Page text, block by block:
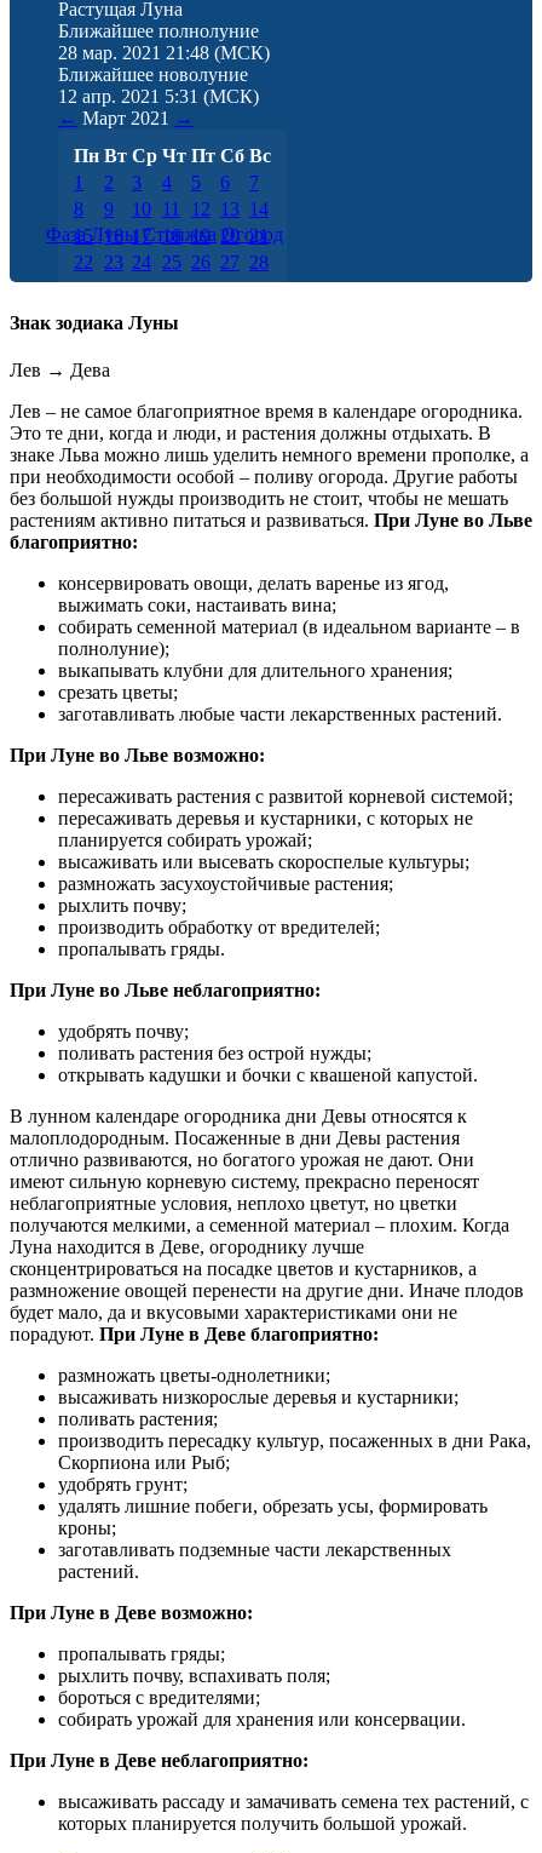
Растущая Луна
Ближайшее полнолуние
28 мар. 2021 21:48 (МСК)
Ближайшее новолуние
12 апр. 2021 5:31 (МСК)
← Март 2021 →
Пн Вт Ср Чт Пт Сб Вс
1
2 3 4 5 6
7
8
9 10 11 12 13 14
15 16 17 18 19 20 21
22
23 24 25 26 27 28
29 30 31
Фаза Луны Стрижка Огород
Знак зодиака Луны
Лев → Дева
Лев – не самое благоприятное время в календаре огородника.
Это те дни, когда и люди, и растения должны отдыхать. В
знаке Льва можно лишь уделить немного времени прополке, а
при необходимости особой – поливу огорода. Другие работы
без большой нужды производить не стоит, чтобы не мешать
растениям активно питаться и развиваться. При Луне во Льве
благоприятно:
консервировать овощи, делать варенье из ягод,
выжимать соки, настаивать вина;
собирать семенной материал (в идеальном варианте – в
полнолуние);
выкапывать клубни для длительного хранения;
срезать цветы;
заготавливать любые части лекарственных растений.
При Луне во Льве возможно:
пересаживать растения с развитой корневой системой;
пересаживать деревья и кустарники, с которых не
планируется собирать урожай;
высаживать или высевать скороспелые культуры;
размножать засухоустойчивые растения;
рыхлить почву;
производить обработку от вредителей;
пропалывать гряды.
При Луне во Льве неблагоприятно:
удобрять почву;
поливать растения без острой нужды;
открывать кадушки и бочки с квашеной капустой.
В лунном календаре огородника дни Девы относятся к
малоплодородным. Посаженные в дни Девы растения
отлично развиваются, но богатого урожая не дают. Они
имеют сильную корневую систему, прекрасно переносят
неблагоприятные условия, неплохо цветут, но цветки
получаются мелкими, а семенной материал – плохим. Когда
Луна находится в Деве, огороднику лучше
сконцентрироваться на посадке цветов и кустарников, а
размножение овощей перенести на другие дни. Иначе плодов
будет мало, да и вкусовыми характеристиками они не
порадуют. При Луне в Деве благоприятно:
размножать цветы-однолетники;
высаживать низкорослые деревья и кустарники;
поливать растения;
производить пересадку культур, посаженных в дни Рака,
Скорпиона или Рыб;
удобрять грунт;
удалять лишние побеги, обрезать усы, формировать
кроны;
заготавливать подземные части лекарственных
растений.
При Луне в Деве возможно:
пропалывать гряды;
рыхлить почву, вспахивать поля;
бороться с вредителями;
собирать урожай для хранения или консервации.
При Луне в Деве неблагоприятно:
высаживать рассаду и замачивать семена тех растений, с
которых планируется получить большой урожай.